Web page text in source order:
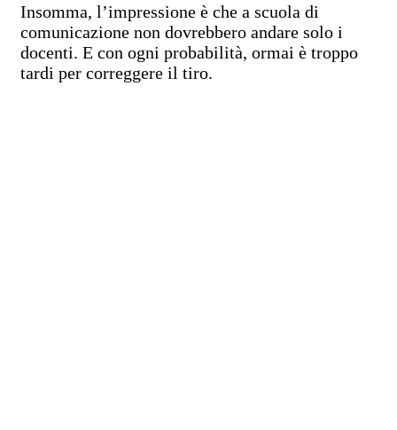
Insomma, l’impressione è che a scuola di
comunicazione non dovrebbero andare solo i
docenti. E con ogni probabilità, ormai è troppo
tardi per correggere il tiro.